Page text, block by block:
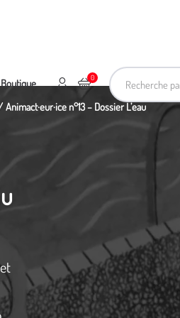
Recherche
Boutique 0
Ajouter au panier
Mon compte
Animact·eur·ice n°13 – Dossier L’eau